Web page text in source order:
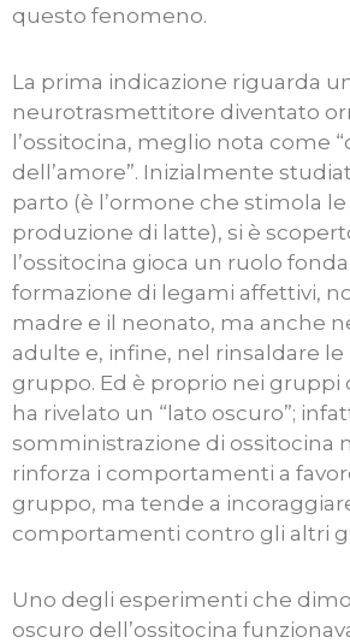
questo fenomeno.
La prima indicazione riguarda
neurotrasmettitore diventato
l’ossitocina, meglio nota come
dell’amore”. Inizialmente
parto (è l’ormone che stimola
produzione di latte), si è
l’ossitocina gioca un ruolo
formazione di legami affettivi,
madre e il neonato, ma anche
adulte e, infine, nel rinsaldare le
gruppo. Ed è proprio nei gruppi
ha rivelato un “lato oscuro”;
somministrazione di ossitocina
rinforza i comportamenti a
gruppo, ma tende a
comportamenti contro gli altri
Uno degli esperimenti che
oscuro dell’ossitocina